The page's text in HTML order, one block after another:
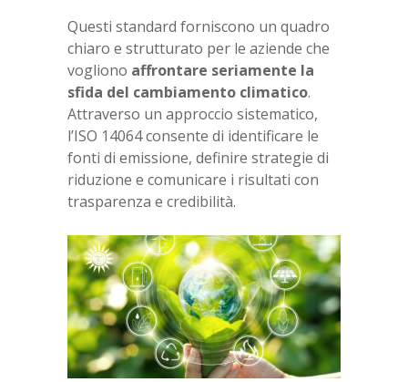
Questi standard forniscono un quadro
chiaro e strutturato per le aziende che
vogliono affrontare seriamente la
sfida del cambiamento climatico.
Attraverso un approccio sistematico,
l’ISO 14064 consente di identificare le
fonti di emissione, definire strategie di
riduzione e comunicare i risultati con
trasparenza e credibilità.